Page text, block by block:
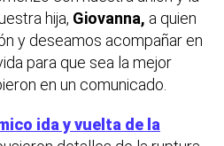
hija, Giovanna, a quien
y deseamos acompañar en
para que sea la mejor
en un comunicado.
ida y vuelta de la